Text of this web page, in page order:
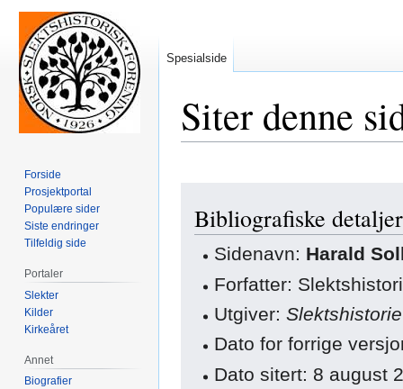
Siter denne
navigering
søkBibliografiske
Sidenavn: Harald
Forfatter:
Utgiver:
Dato for forrige
Dato sitert: 8 august
Spesialside
Forside
Prosjektportal
Populære sider
Siste endringer
Tilfeldig side
Portaler
Slekter
Kilder
Kirkeåret
Annet
Biografier